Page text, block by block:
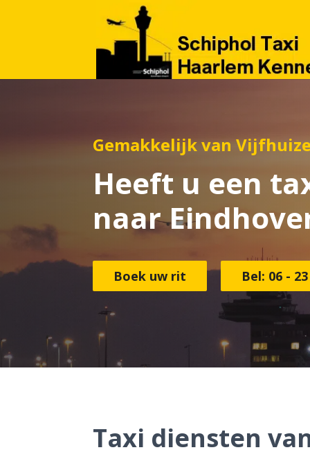
Gemakkelijk van
Heeft u een
naar
Boek uw rit Bel: 06 -
Taxi diensten